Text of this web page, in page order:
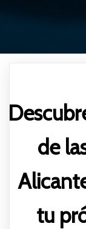
de
tu